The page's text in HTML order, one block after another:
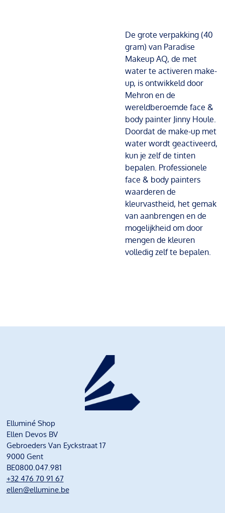
De grote verpakking (40
gram) van Paradise
Makeup AQ, de met
water te activeren make-
up, is ontwikkeld door
Mehron en de
wereldberoemde face &
body painter Jinny Houle.
Doordat de make-up met
water wordt geactiveerd,
kun je zelf de tinten
bepalen. Professionele
face & body painters
waarderen de
kleurvastheid, het gemak
van aanbrengen en de
mogelijkheid om door
mengen de kleuren
volledig zelf te bepalen.
Elluminé Shop
Ellen Devos BV
Gebroeders Van Eyckstraat 17
9000 Gent
BE0800.047.981
+32 476 70 91 67
ellen@ellumine.be